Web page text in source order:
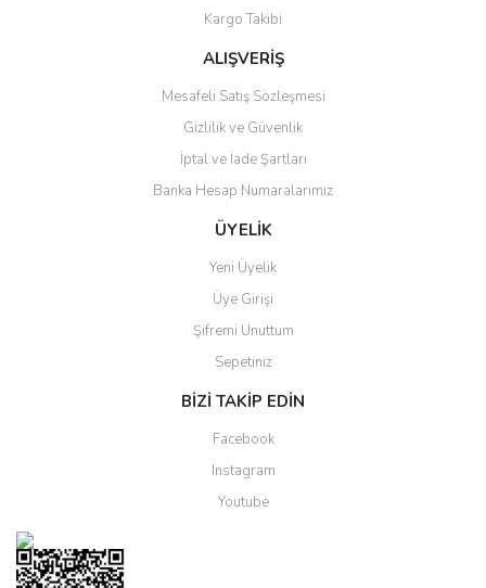
Gönder
Kargo Takibi
ALIŞVERİŞ
Mesafeli Satış Sözleşmesi
Gizlilik ve Güvenlik
İptal ve İade Şartları
Banka Hesap Numaralarımız
ÜYELİK
Yeni Üyelik
Üye Girişi
Şifremi Unuttum
Sepetiniz
BİZİ TAKİP EDİN
Facebook
Instagram
Youtube